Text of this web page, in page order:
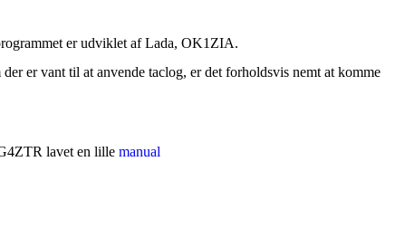
er udviklet af Lada, OK1ZIA.
er vant til at anvende taclog, er det forholdsvis nemt at komme
lavet en lillemanual